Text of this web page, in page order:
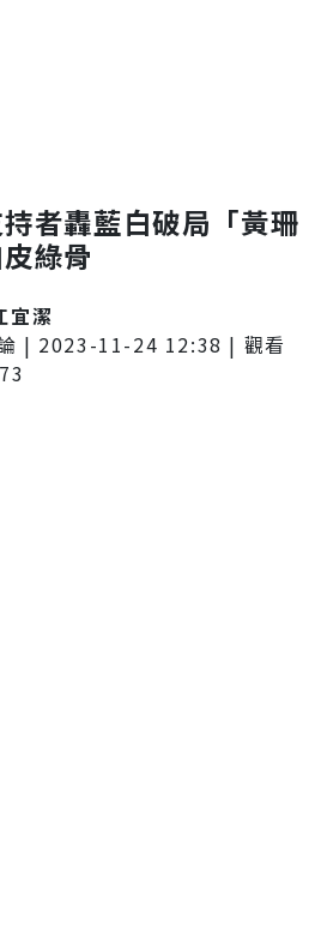
者轟藍白破局「黃珊
綠骨
宜潔
| 2023-11-24 12:38 | 觀看